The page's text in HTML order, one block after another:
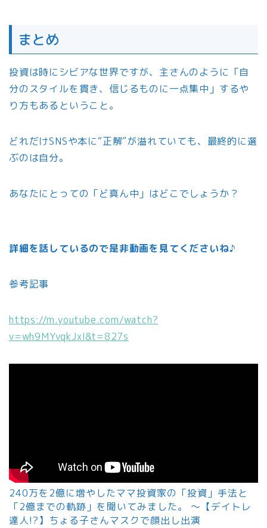
まとめ
投資は時にシビアな世界ですが、主さんのように「自
分のスタイルを貫き、信じるものに一点集中」するや
り方もあるということ。
どれだけSNSや本に“正解”が溢れていても、最終的に選
ぶのは自分。
あなたにとっての「ど真ん中」はどこでしょうか？
詳細を話しているので是非動画を見てくださいね♪
参考記事
https://m.youtube.com/watch?
v=wh9MYvqkJxI&t=827s
240万を2億に増やしたママ投資家の「投資」手法と
「2億までの軌跡」を聞いてみました。 〜【デイトレ
達人!?】ちょる子さんマスクで顔出し出演